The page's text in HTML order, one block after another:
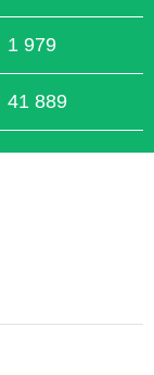
1 979
41 889